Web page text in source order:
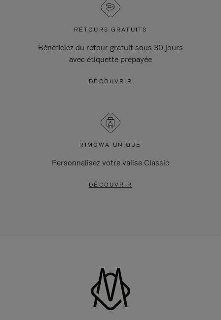
RETOURS GRATUITS
Bénéficiez du retour gratuit sous 30 jours
avec étiquette prépayée
DÉCOUVRIR
RIMOWA UNIQUE
Personnalisez votre valise Classic
DÉCOUVRIR